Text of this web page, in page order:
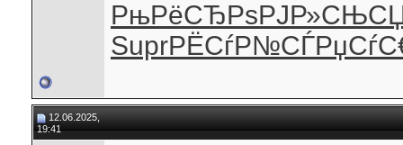
РњРёСЂРѕ
SuprРЁСѓР№СЃ
12.06.2025,
19:41